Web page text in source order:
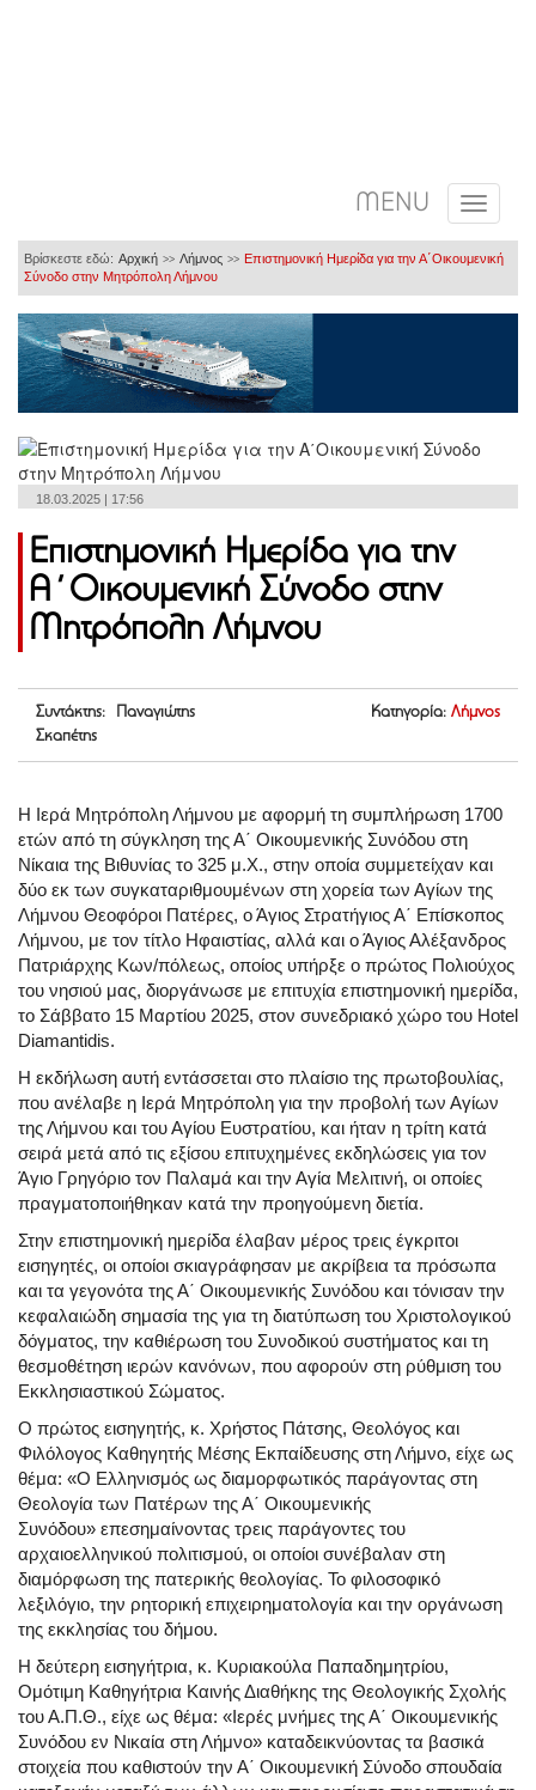
MENU
Βρίσκεστε εδώ: Αρχική >> Λήμνος >> Επιστημονική Ημερίδα για την Α΄Οικουμενική
Σύνοδο στην Μητρόπολη Λήμνου
18.03.2025 | 17:56
Επιστημονική Ημερίδα για την
Α΄Οικουμενική Σύνοδο στην
Μητρόπολη Λήμνου
Συντάκτης: Παναγιώτης
Σκαπέτης
Κατηγορία: Λήμνος
Η Ιερά Μητρόπολη Λήμνου με αφορμή τη συμπλήρωση 1700
ετών από τη σύγκληση της Α΄ Οικουμενικής Συνόδου στη
Νίκαια της Βιθυνίας το 325 μ.Χ., στην οποία συμμετείχαν και
δύο εκ των συγκαταριθμουμένων στη χορεία των Αγίων της
Λήμνου Θεοφόροι Πατέρες, ο Άγιος Στρατήγιος Α΄ Επίσκοπος
Λήμνου, με τον τίτλο Ηφαιστίας, αλλά και ο Άγιος Αλέξανδρος
Πατριάρχης Κων/πόλεως, οποίος υπήρξε ο πρώτος Πολιούχος
του νησιού μας, διοργάνωσε με επιτυχία επιστημονική ημερίδα,
το Σάββατο 15 Μαρτίου 2025, στον συνεδριακό χώρο του Ηotel
Diamantidis.
Η εκδήλωση αυτή εντάσσεται στο πλαίσιο της πρωτοβουλίας,
που ανέλαβε η Ιερά Μητρόπολη για την προβολή των Αγίων
της Λήμνου και του Αγίου Ευστρατίου, και ήταν η τρίτη κατά
σειρά μετά από τις εξίσου επιτυχημένες εκδηλώσεις για τον
Άγιο Γρηγόριο τον Παλαμά και την Αγία Μελιτινή, οι οποίες
πραγματοποιήθηκαν κατά την προηγούμενη διετία.
Στην επιστημονική ημερίδα έλαβαν μέρος τρεις έγκριτοι
εισηγητές, οι οποίοι σκιαγράφησαν με ακρίβεια τα πρόσωπα
και τα γεγονότα της Α΄ Οικουμενικής Συνόδου και τόνισαν την
κεφαλαιώδη σημασία της για τη διατύπωση του Χριστολογικού
δόγματος, την καθιέρωση του Συνοδικού συστήματος και τη
θεσμοθέτηση ιερών κανόνων, που αφορούν στη ρύθμιση του
Εκκλησιαστικού Σώματος.
Ο πρώτος εισηγητής, κ. Χρήστος Πάτσης, Θεολόγος και
Φιλόλογος Καθηγητής Μέσης Εκπαίδευσης στη Λήμνο, είχε ως
θέμα: «Ο Ελληνισμός ως διαμορφωτικός παράγοντας στη
Θεολογία των Πατέρων της Α΄ Οικουμενικής
Συνόδου» επεσημαίνοντας τρεις παράγοντες του
αρχαιοελληνικού πολιτισμού, οι οποίοι συνέβαλαν στη
διαμόρφωση της πατερικής θεολογίας. Το φιλοσοφικό
λεξιλόγιο, την ρητορική επιχειρηματολογία και την οργάνωση
της εκκλησίας του δήμου.
Η δεύτερη εισηγήτρια, κ. Κυριακούλα Παπαδημητρίου,
Ομότιμη Καθηγήτρια Καινής Διαθήκης της Θεολογικής Σχολής
του Α.Π.Θ., είχε ως θέμα: «Ιερές μνήμες της Α΄ Οικουμενικής
Συνόδου εν Νικαία στη Λήμνο» καταδεικνύοντας τα βασικά
στοιχεία που καθιστούν την Α΄ Οικουμενική Σύνοδο σπουδαία